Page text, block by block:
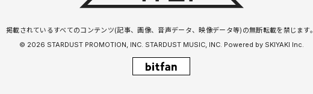
掲載されているすべてのコンテンツ(記事、画像、音声データ、映像データ等)の無断転載を禁じます。
© 2026 STARDUST PROMOTION, INC. STARDUST MUSIC, INC. Powered by SKIYAKI Inc.